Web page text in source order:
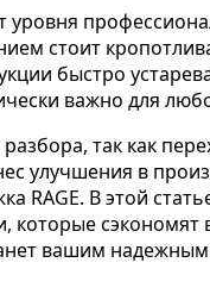
стоит
быстро
важно для
так как
улучшения в
RAGE. В этой
сэкономят
вашим